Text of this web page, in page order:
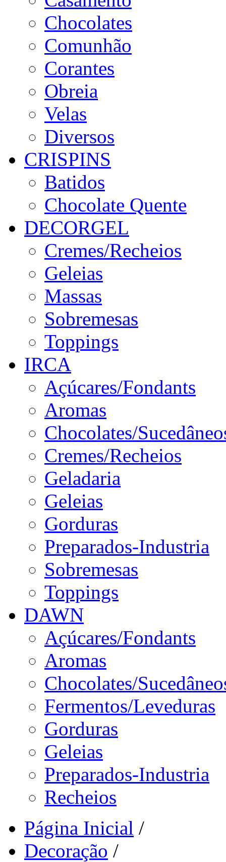
Chocolates
Comunhão
Corantes
Obreia
Velas
Diversos
CRISPINS
Batidos
Chocolate Quente
DECORGEL
Cremes/Recheios
Geleias
Massas
Sobremesas
Toppings
IRCA
Açúcares/Fondants
Aromas
Chocolates/
Cremes/Recheios
Geladaria
Geleias
Gorduras
Preparados-Industria
Sobremesas
Toppings
DAWN
Açúcares/Fondants
Aromas
Chocolates/
Fermentos/Leveduras
Gorduras
Geleias
Preparados-Industria
Recheios
Página Inicial /
Decoração /